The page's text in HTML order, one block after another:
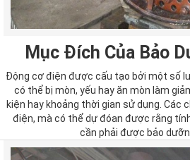
Mục Đích Của Bảo
Động cơ điện được cấu tạo bởi một số
có thể bị mòn, yếu hay ăn mòn làm
kiện hay khoảng thời gian sử dụng. Các
điện, mà có thể dự đóan được rằng
cần phải được bảo